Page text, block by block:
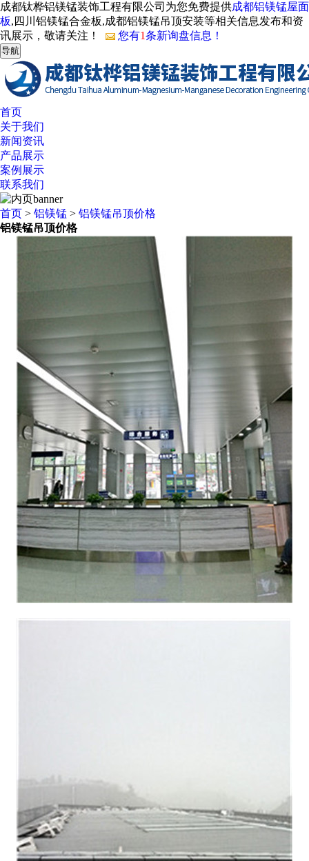
成都钛桦铝镁锰装饰工程有限公司为您免费提供成都铝镁锰屋面
板,四川铝镁锰合金板,成都铝镁锰吊顶安装等相关信息发布和资
讯展示，敬请关注！
您有1条新询盘信息！
导航
首页
关于我们
新闻资讯
产品展示
案例展示
联系我们
首页 > 铝镁锰 > 铝镁锰吊顶价格
铝镁锰吊顶价格